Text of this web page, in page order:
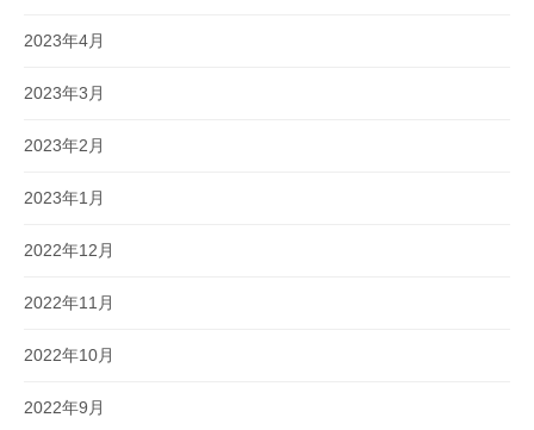
2023年4月
2023年3月
2023年2月
2023年1月
2022年12月
2022年11月
2022年10月
2022年9月